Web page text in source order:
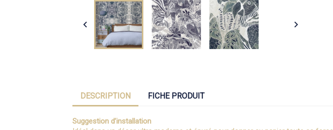
 
DESCRIPTION FICHE PRODUIT
Suggestion d’installation